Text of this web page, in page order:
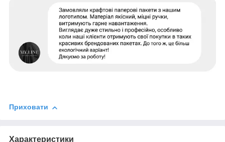
Приховати
Характеристики